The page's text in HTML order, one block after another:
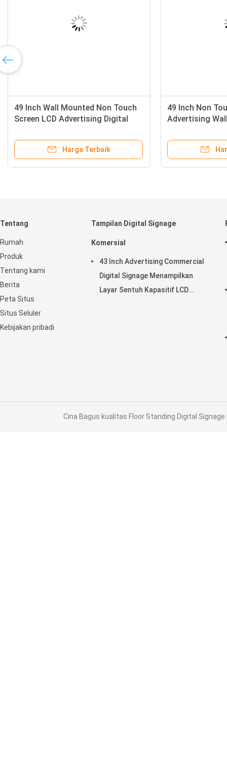
Lcd
Dua Sisi
49 Inch Wall Mounted Non Touch
Screen LCD Advertising Digital
Tentang
Rumah
Produk
Tentang kami
Berita
Peta Situs
Situs Seluler
Kebijakan pribadi
Tampilan Digital Signage
Komersial
43 Inch Advertising Commercial
Digital Signage Menampilkan
Layar Sentuh Kapasitif LCD
Cina Bagus kualitas Floor Standing Digital